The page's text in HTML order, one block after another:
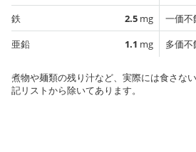
鉄
2.5 mg
亜鉛
1.1 mg
一価不
多価不
煮物や麺類の残り汁など、実際には食さな
記リストから除いてあります。